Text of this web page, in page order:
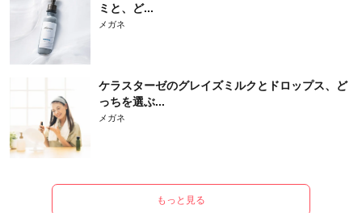
ミと、ど...
メガネ
ケラスターゼのグレイズミルクとドロップス、ど
っちを選ぶ...
メガネ
もっと見る